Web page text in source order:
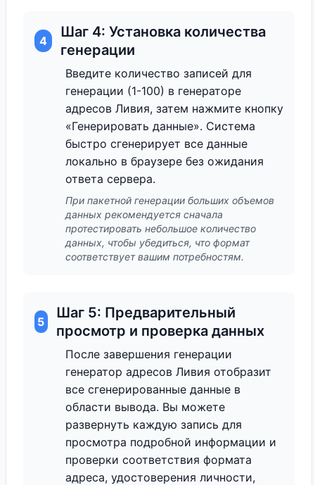
4
Шаг 4: Установка количества
генерации
Введите количество записей для
генерации (1-100) в генераторе
адресов Ливия, затем нажмите кнопку
«Генерировать данные». Система
быстро сгенерирует все данные
локально в браузере без ожидания
ответа сервера.
При пакетной генерации больших объемов
данных рекомендуется сначала
протестировать небольшое количество
данных, чтобы убедиться, что формат
соответствует вашим потребностям.
5
Шаг 5: Предварительный
просмотр и проверка данных
После завершения генерации
генератор адресов Ливия отобразит
все сгенерированные данные в
области вывода. Вы можете
развернуть каждую запись для
просмотра подробной информации и
проверки соответствия формата
адреса, удостоверения личности,